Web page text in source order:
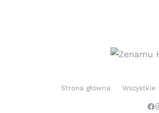
Strona główna Wszystkie